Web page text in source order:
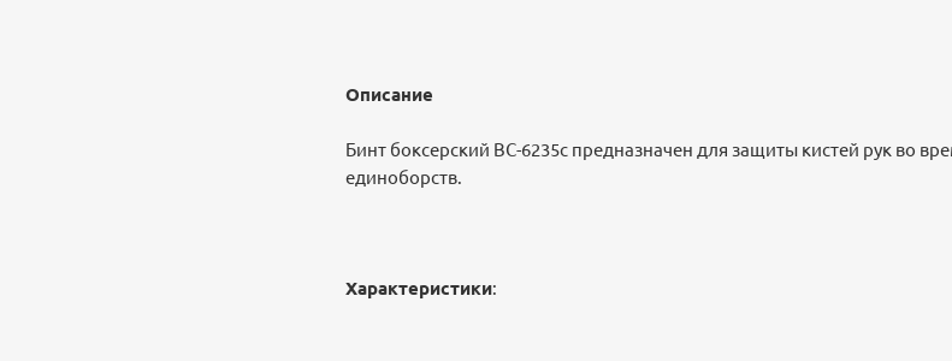
Описание
Бинт боксерский BC-6235c предназначен для защиты кистей рук во
единоборств.
Характеристики: